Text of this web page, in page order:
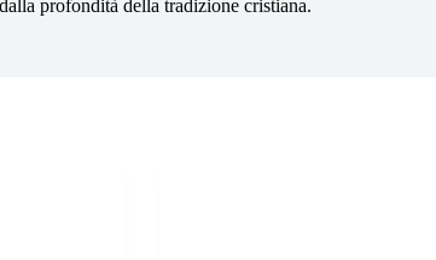
profondità della tradizione cristiana.